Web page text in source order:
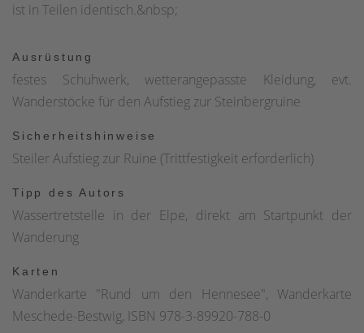
ist in Teilen identisch.&nbsp;
Ausrüstung
festes Schuhwerk, wetterangepasste Kleidung, evt.
Wanderstöcke für den Aufstieg zur Steinbergruine
Sicherheitshinweise
Steiler Aufstieg zur Ruine (Trittfestigkeit erforderlich)
Tipp des Autors
Wassertretstelle in der Elpe, direkt am Startpunkt der
Wanderung
Karten
Wanderkarte "Rund um den Hennesee", Wanderkarte
Meschede-Bestwig, ISBN 978-3-89920-788-0